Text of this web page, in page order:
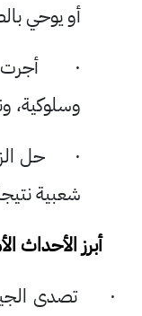
أو يوحي
·
وسلوكية،
· حل
شعبية
أبرز الأحداث
· تصدى